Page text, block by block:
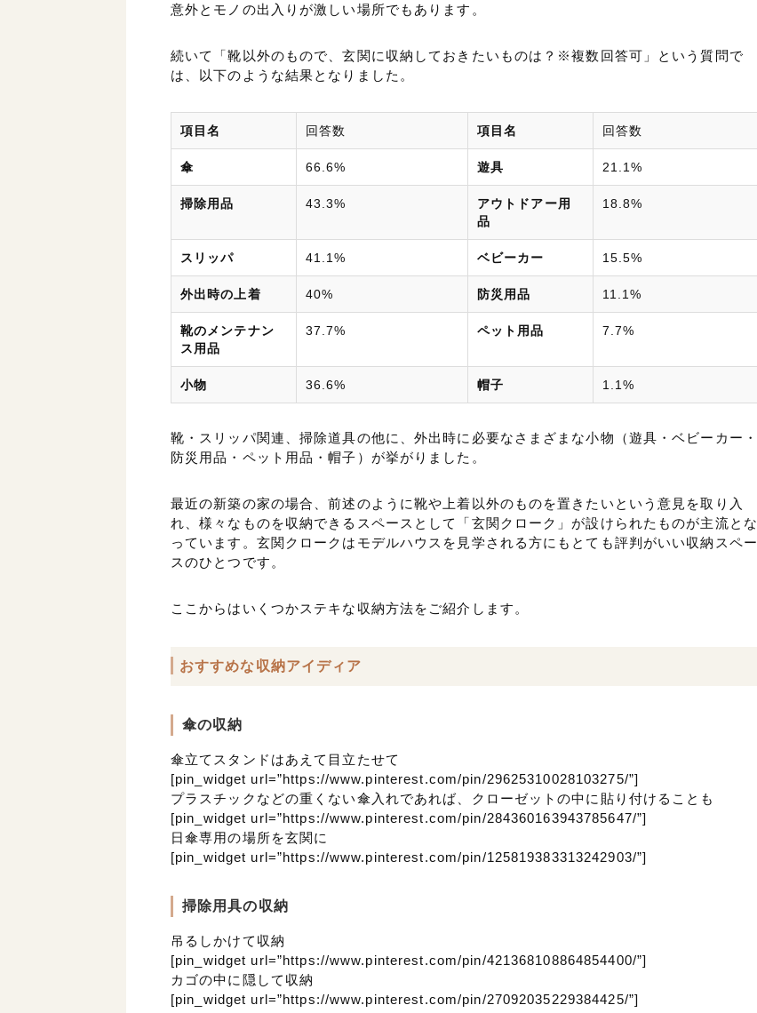
意外とモノの出入りが激しい場所でもあります。
続いて「靴以外のもので、玄関に収納しておきたいものは？※複数回答可」という質問で
は、以下のような結果となりました。
項目名 回答数 項目名 回答数
傘 66.6% 遊具 21.1%
掃除用品 43.3%
アウトドアー用
品
18.8%
スリッパ 41.1% ベビーカー 15.5%
外出時の上着 40% 防災用品 11.1%
靴のメンテナン
ス用品
37.7% ペット用品 7.7%
小物 36.6% 帽子 1.1%
靴・スリッパ関連、掃除道具の他に、外出時に必要なさまざまな小物（遊具・ベビーカー・
防災用品・ペット用品・帽子）が挙がりました。
最近の新築の家の場合、前述のように靴や上着以外のものを置きたいという意見を取り入
れ、様々なものを収納できるスペースとして「玄関クローク」が設けられたものが主流とな
っています。玄関クロークはモデルハウスを見学される方にもとても評判がいい収納スペー
スのひとつです。
ここからはいくつかステキな収納方法をご紹介します。
おすすめな収納アイディア
傘の収納
傘立てスタンドはあえて目立たせて
[pin_widget url=”https://www.pinterest.com/pin/29625310028103275/”]
プラスチックなどの重くない傘入れであれば、クローゼットの中に貼り付けることも
[pin_widget url=”https://www.pinterest.com/pin/284360163943785647/”]
日傘専用の場所を玄関に
[pin_widget url=”https://www.pinterest.com/pin/125819383313242903/”]
掃除用具の収納
吊るしかけて収納
[pin_widget url=”https://www.pinterest.com/pin/421368108864854400/”]
カゴの中に隠して収納
[pin_widget url=”https://www.pinterest.com/pin/27092035229384425/”]